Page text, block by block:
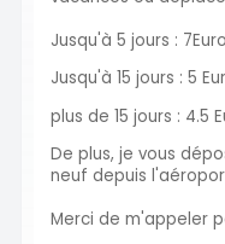
Jusqu'à 5 jours :
Jusqu'à 15 jours : 5
plus de 15 jours : 4.5
De plus, je vous
neuf depuis
Merci de m'appeler